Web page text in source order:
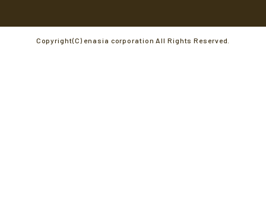
Copyright(C) enasia corporation All Rights Reserved.